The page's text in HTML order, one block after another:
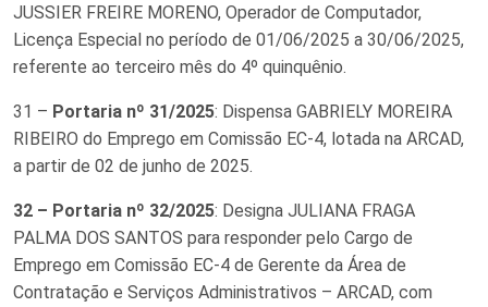
JUSSIER FREIRE MORENO, Operador de Computador,
Licença Especial no período de 01/06/2025 a 30/06/2025,
referente ao terceiro mês do 4º quinquênio.
31 – Portaria nº 31/2025: Dispensa GABRIELY MOREIRA
RIBEIRO do Emprego em Comissão EC-4, lotada na ARCAD,
a partir de 02 de junho de 2025.
32 – Portaria nº 32/2025: Designa JULIANA FRAGA
PALMA DOS SANTOS para responder pelo Cargo de
Emprego em Comissão EC-4 de Gerente da Área de
Contratação e Serviços Administrativos – ARCAD, com